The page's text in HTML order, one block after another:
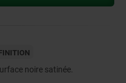
noire satinée.